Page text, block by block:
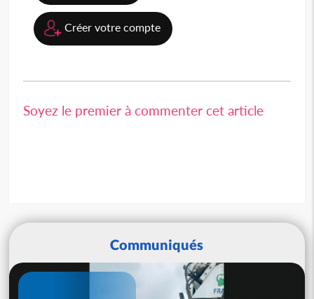
Créer votre compte
Soyez le premier à commenter cet article
Communiqués